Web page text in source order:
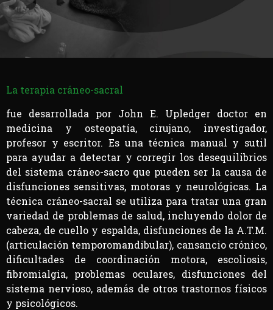
La terapia cráneo-sacral
fue desarrollada por John E. Upledger doctor en
medicina y osteopatía, cirujano, investigador,
profesor y escritor. Es una técnica manual y sutil
para ayudar a detectar y corregir los desequilibrios
del sistema cráneo-sacro que pueden ser la causa de
disfunciones sensitivas, motoras y neurológicas. La
técnica cráneo-sacral se utiliza para tratar una gran
variedad de problemas de salud, incluyendo dolor de
cabeza, de cuello y espalda, disfunciones de la A.T.M.
(articulación temporomandibular), cansancio crónico,
dificultades de coordinación motora, escoliosis,
fibromialgia, problemas oculares, disfunciones del
sistema nervioso, además de otros trastornos físicos
y psicológicos.